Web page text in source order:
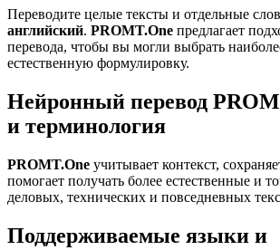
Переводите целые тексты и отдельные
английский. PROMT.One предлагает
перевода, чтобы вы могли выбрать
естественную формулировку.
Нейронный перевод
и терминология
PROMT.One учитывает контекст,
помогает получать более естественные и
деловых, технических и повседневных
Поддерживаемые языки и